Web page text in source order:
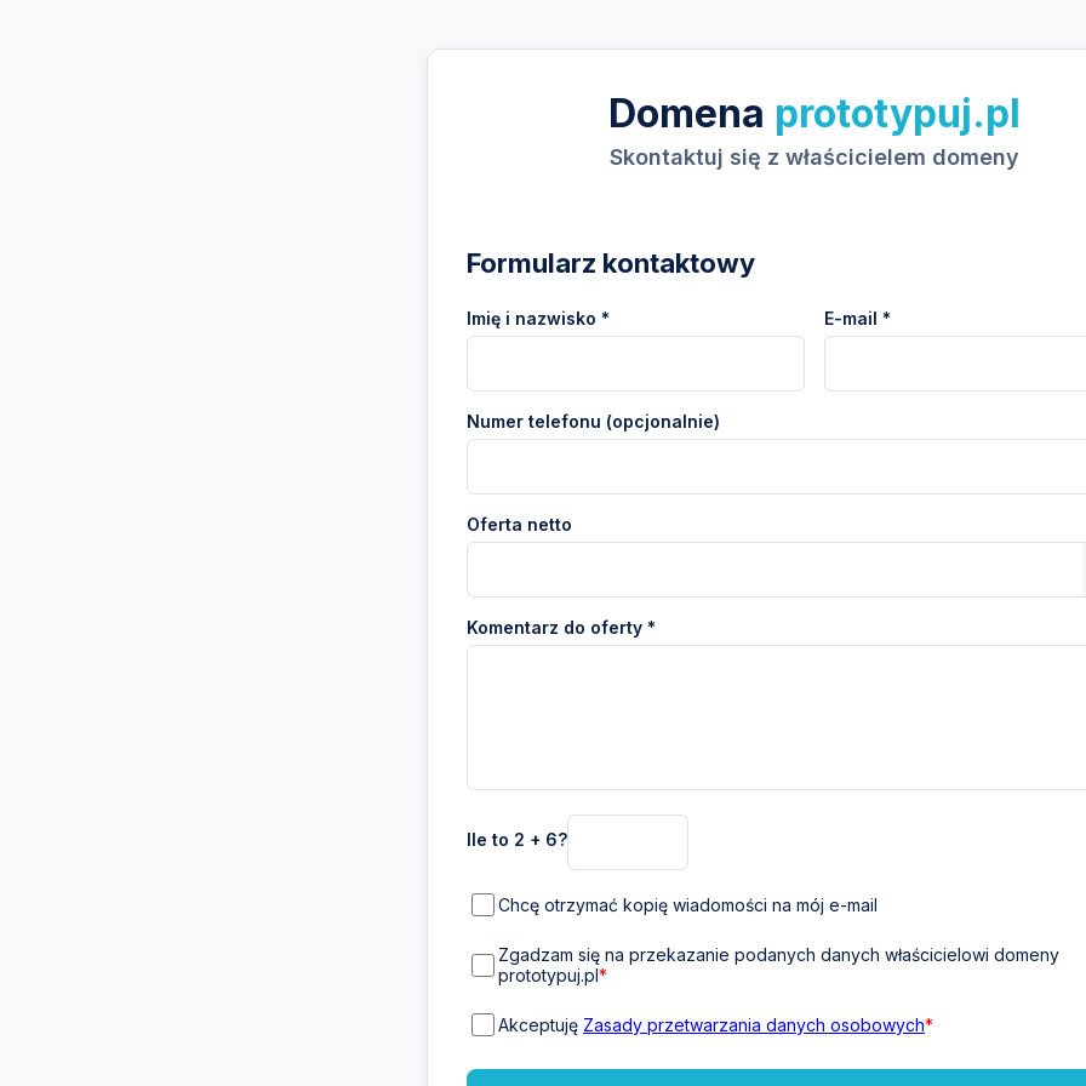
Domena prototypuj.pl
Skontaktuj się z właścicielem domeny
Formularz kontaktowy
Imię i nazwisko * E-mail *
Numer telefonu (opcjonalnie)
Oferta netto
Komentarz do oferty *
Ile to 2 + 6?
Chcę otrzymać kopię wiadomości na mój e-mail
Zgadzam się na przekazanie podanych danych właścicielowi domeny
prototypuj.pl*
Akceptuję Zasady przetwarzania danych osobowych*